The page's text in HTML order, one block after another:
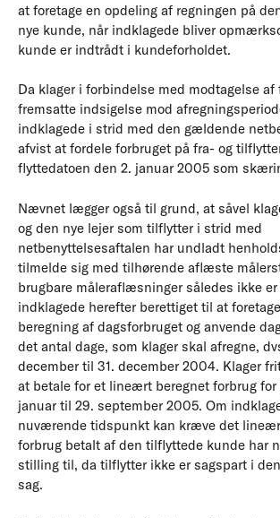
at foretage en opdeling af regningen på
nye kunde, når indklagede bliver
kunde er indtrådt i kundeforholdet.
Da klager i forbindelse med modtagelse af
fremsatte indsigelse mod
indklagede i strid med den gældende
afvist at fordele forbruget på fra- og
flyttedatoen den 2. januar 2005 som
Nævnet lægger også til grund, at såvel
og den nye lejer som tilflytter i strid med
netbenyttelsesaftalen har undladt
tilmelde sig med tilhørende aflæste
brugbare måleraflæsninger således ikke
indklagede herefter berettiget til at
beregning af dagsforbruget og anvende
det antal dage, som klager skal afregne,
december til 31. december 2004. Klager
at betale for et lineært beregnet forbrug for
januar til 29. september 2005. Om
nuværende tidspunkt kan kræve det
forbrug betalt af den tilflyttede kunde har
stilling til, da tilflytter ikke er sagspart i
sag.